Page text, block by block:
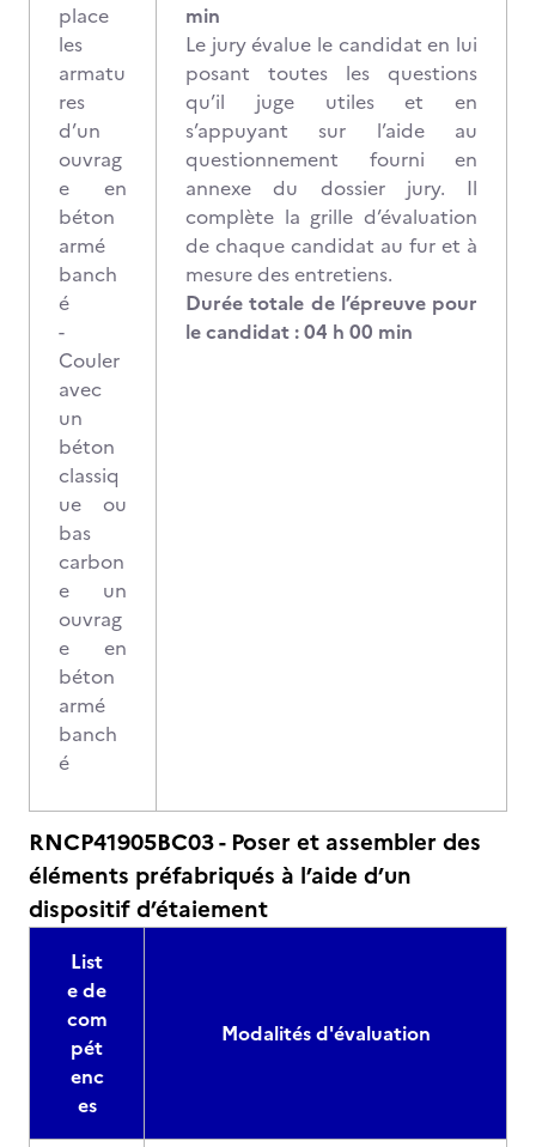
place
les
armatu
res
d’un
ouvrag
e en
béton
armé
banch
é
-
Couler
avec
un
béton
classiq
ue ou
bas
carbon
e un
ouvrag
e en
béton
armé
banch
é
min
Le jury évalue le candidat en lui
posant toutes les questions
qu’il juge utiles et en
s’appuyant sur l’aide au
questionnement fourni en
annexe du dossier jury. Il
complète la grille d’évaluation
de chaque candidat au fur et à
mesure des entretiens.
Durée totale de l’épreuve pour
le candidat : 04 h 00 min
RNCP41905BC03 - Poser et assembler des
éléments préfabriqués à l’aide d’un
dispositif d’étaiement
List
e de
com
pét
enc
es
Modalités d'évaluation